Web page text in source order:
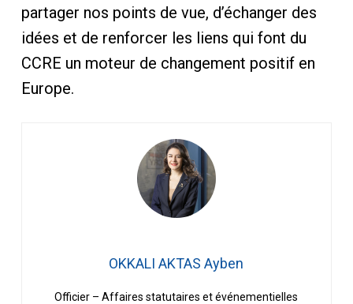
partager nos points de vue, d’échanger des
idées et de renforcer les liens qui font du
CCRE un moteur de changement positif en
Europe.
OKKALI AKTAS Ayben
Officier – Affaires statutaires et événementielles